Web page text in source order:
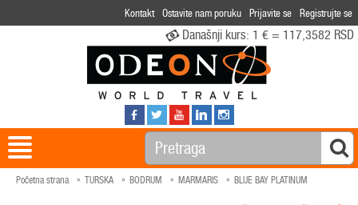
Kontakt Ostavite nam poruku Prijavite se Registrujte se
Današnji kurs: 1 € = 117,3582 RSD
Početna strana TURSKA BODRUM MARMARIS BLUE BAY PLATINUM